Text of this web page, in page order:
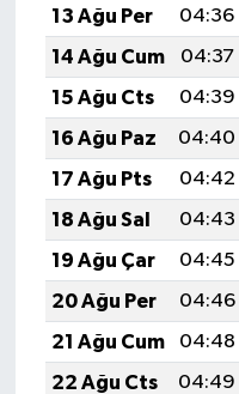
13 Ağu Per
04:36
14 Ağu Cum
04:37
15 Ağu Cts
04:39
16 Ağu Paz
04:40
17 Ağu Pts
04:42
18 Ağu Sal
04:43
19 Ağu Çar
04:45
20 Ağu Per
04:46
21 Ağu Cum
04:48
22 Ağu Cts
04:49